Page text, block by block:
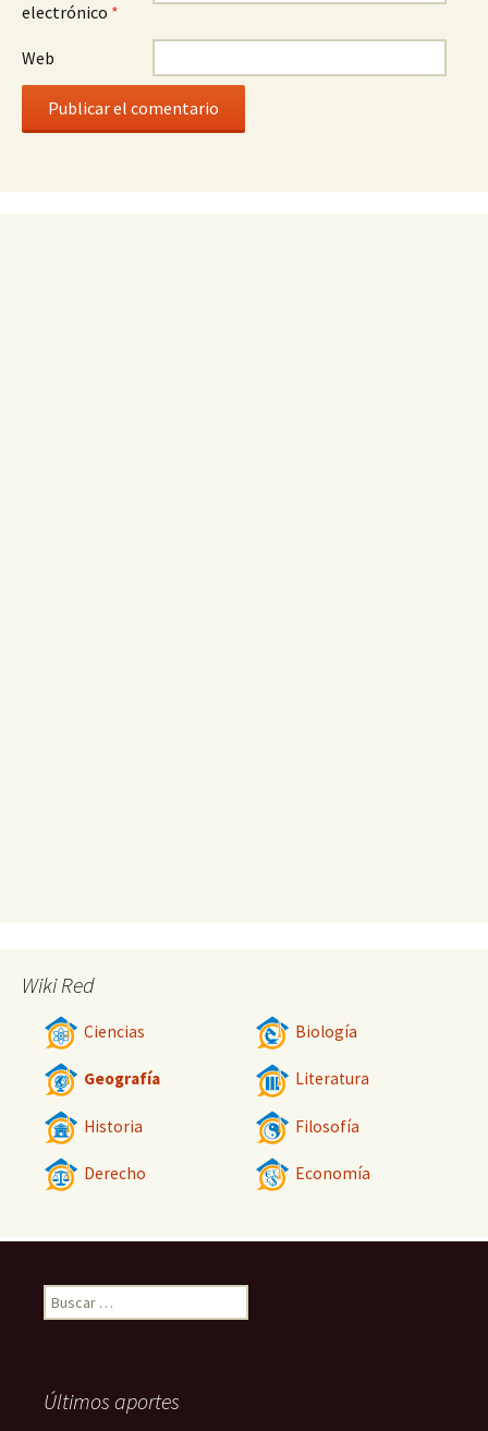
electrónico *
Web
Wiki Red
Ciencias Biología
Geografía Literatura
Historia Filosofía
Derecho Economía
Buscar:
Últimos aportes